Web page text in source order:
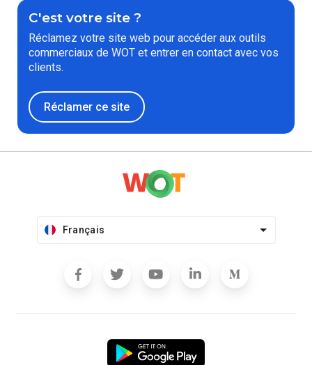
C'est votre site ?
Réclamez votre site web pour accéder aux outils
commerciaux de WOT et entrer en contact avec vos
clients.
Réclamer ce site
Français